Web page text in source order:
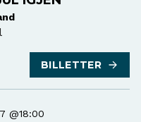
BILLETTER
@18:00